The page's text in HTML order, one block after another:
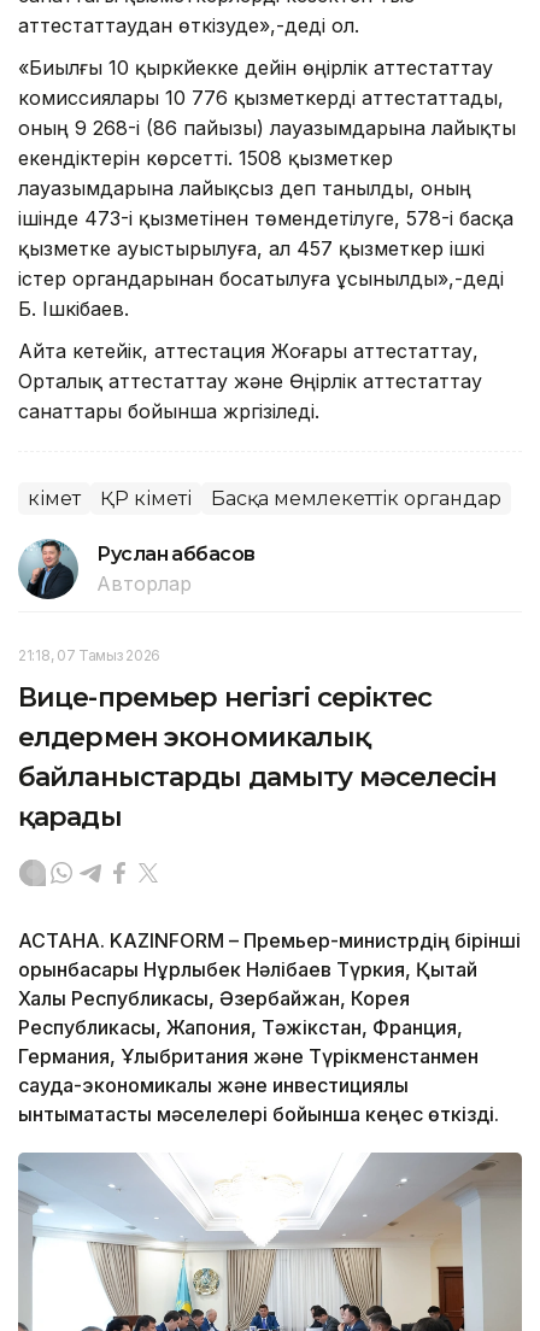
аттестаттаудан өткізуде»,-деді ол.
«Биылғы 10 қыркүйекке дейін өңірлік аттестаттау
комиссиялары 10 776 қызметкерді аттестаттады,
оның 9 268-і (86 пайызы) лауазымдарына лайықты
екендіктерін көрсетті. 1508 қызметкер
лауазымдарына лайықсыз деп танылды, оның
ішінде 473-і қызметінен төмендетілуге, 578-і басқа
қызметке ауыстырылуға, ал 457 қызметкер ішкі
істер органдарынан босатылуға ұсынылды»,-деді
Б. Ішкібаев.
Айта кетейік, аттестация Жоғары аттестаттау,
Орталық аттестаттау және Өңірлік аттестаттау
санаттары бойынша жүргізіледі.
Үкімет ҚР Үкіметі Басқа мемлекеттік органдар
Руслан Ғаббасов
Авторлар
21:18, 07 Тамыз 2026
Вице-премьер негізгі серіктес
елдермен экономикалық
байланыстарды дамыту мәселесін
қарады
АСТАНА. KAZINFORM – Премьер-министрдің бірінші
орынбасары Нұрлыбек Нәлібаев Түркия, Қытай
Халық Республикасы, Әзербайжан, Корея
Республикасы, Жапония, Тәжікстан, Франция,
Германия, Ұлыбритания және Түрікменстанмен
сауда-экономикалық және инвестициялық
ынтымақтастық мәселелері бойынша кеңес өткізді.